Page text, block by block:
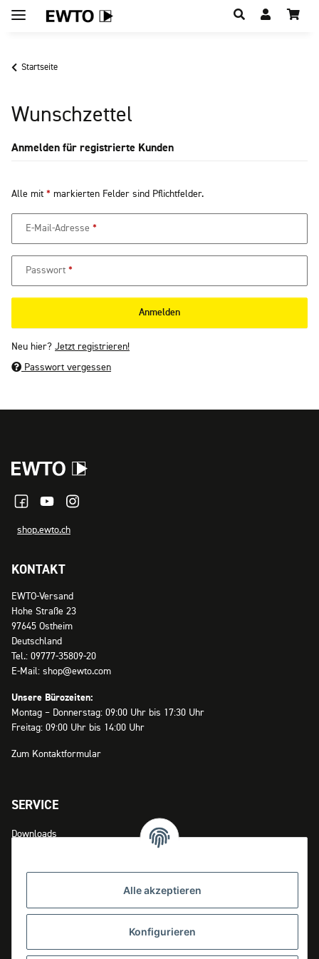
Startseite
Wunschzettel
Anmelden für registrierte Kunden
Alle mit * markierten Felder sind Pflichtfelder.
E-Mail-Adresse
Passwort
Anmelden
Neu hier? Jetzt registrieren!
Passwort vergessen
shop.ewto.ch
KONTAKT
EWTO-Versand
Hohe Straße 23
97645 Ostheim
Deutschland
Tel.: 09777-35809-20
E-Mail: shop@ewto.com
Unsere Bürozeiten:
Montag – Donnerstag: 09:00 Uhr bis 17:30 Uhr
Freitag: 09:00 Uhr bis 14:00 Uhr
Zum Kontaktformular
SERVICE
Downloads
Widerrufsrecht
Alle akzeptieren
Konfigurieren